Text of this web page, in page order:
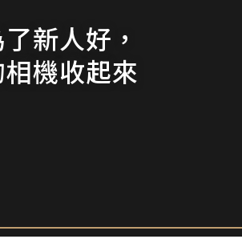
新人好，
機收起來